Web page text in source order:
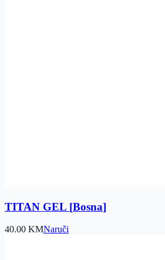
TITAN GEL [Bosna]
40.00 KMNaruči